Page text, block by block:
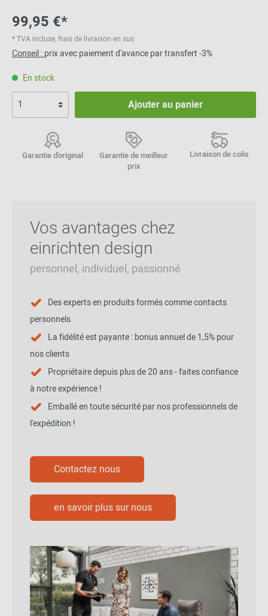
99,95 €*
* TVA incluse, frais de livraison en sus
Conseil :prix avec paiement d'avance par transfert -3%
En stock
Ajouter au panier
Garantie d'original
Garantie de meilleur
prix
Livraison de colis
Vos avantages chez
einrichten design
personnel, individuel, passionné
Des experts en produits formés comme contacts
personnels
La fidélité est payante : bonus annuel de 1,5% pour
nos clients
Propriétaire depuis plus de 20 ans - faites confiance
à notre expérience !
Emballé en toute sécurité par nos professionnels de
l'expédition !
Contactez nous
en savoir plus sur nous